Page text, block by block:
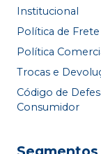
Institucional
Política de Frete
Política
Trocas e
Código de
Consumidor